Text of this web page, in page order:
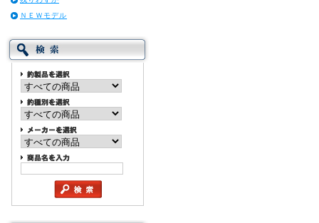
ＮＥＷモデル